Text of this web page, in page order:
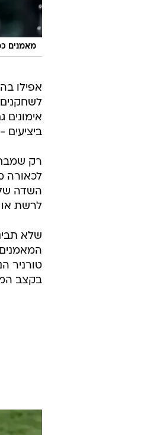
מאמנים
אפילו
ביציעים
רק
לכאורה
השדה
לרשת
שלא
טורניר
בקצב